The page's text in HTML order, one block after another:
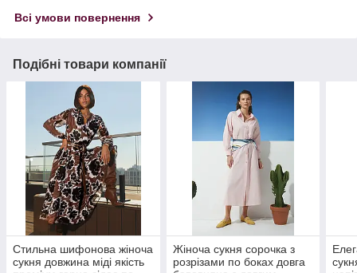
Всі умови повернення
Подібні товари компанії
Стильна шифонова жіноча
сукня довжина міді якість
Жіноча сукня сорочка з
розрізами по боках довга